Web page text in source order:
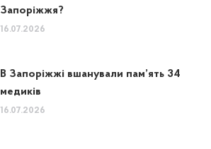
Запоріжжя?
16.07.2026
В Запоріжжі вшанували пам’ять 34
медиків
16.07.2026